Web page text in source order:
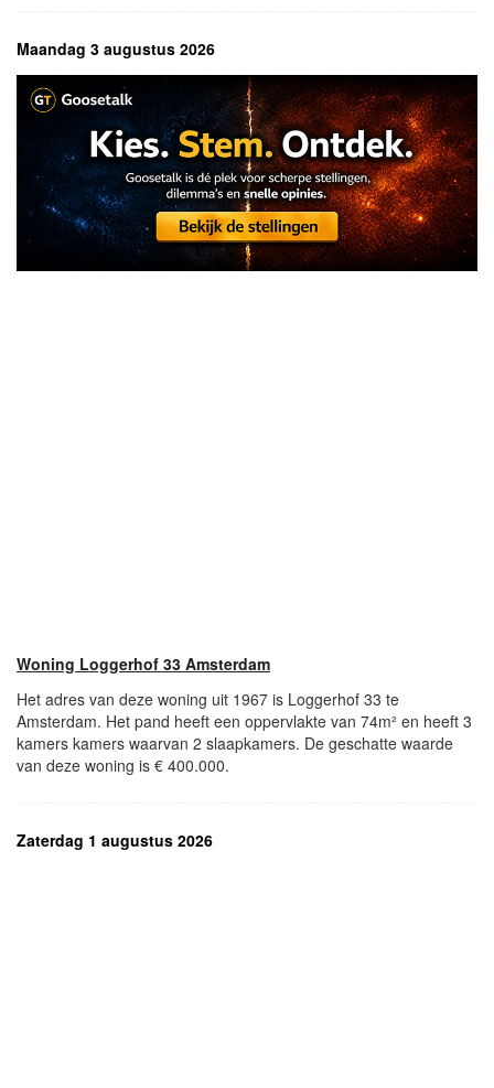
Maandag 3 augustus 2026
Woning Loggerhof 33 Amsterdam
Het adres van deze woning uit 1967 is Loggerhof 33 te
Amsterdam. Het pand heeft een oppervlakte van 74m² en heeft 3
kamers kamers waarvan 2 slaapkamers. De geschatte waarde
van deze woning is € 400.000.
Zaterdag 1 augustus 2026